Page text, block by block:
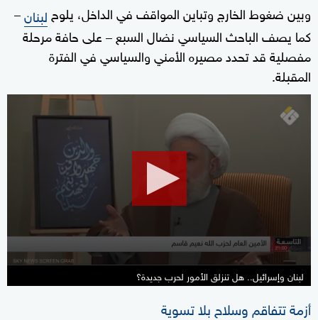
وبين ضغوط الخارج وتباين المواقف في الداخل، يلوح لبنان–
كما يصف الباحث السياسي نضال السبع – على حافة مرحلة
مفصلية قد تحدد مصيره الأمني والسياسي في الفترة
المقبلة.
seconds
لبنان وإسرائيل.. هل تنزلق الأمور لحرب جديدة؟
أزمة تتفاقم وسلاح بلا تسوية